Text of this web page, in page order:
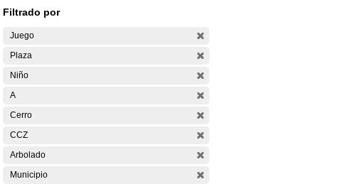
Filtrado por
Juego
Plaza
Niño
A
Cerro
CCZ
Arbolado
Municipio